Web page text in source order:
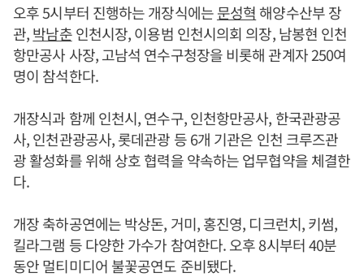
오후 5시부터 진행하는 개장식에는문성혁해양수산부 장
관,박남춘인천시장, 이용범 인천시의회 의장, 남봉현 인천
항만공사 사장, 고남석 연수구청장을 비롯해 관계자 250여
명이 참석한다.
개장식과 함께 인천시, 연수구, 인천항만공사, 한국관광공
사, 인천관광공사, 롯데관광 등 6개 기관은 인천 크루즈관
광 활성화를 위해 상호 협력을 약속하는 업무협약을 체결한
다.
개장 축하공연에는 박상돈, 거미, 홍진영, 디크런치, 키썸,
킬라그램 등 다양한 가수가 참여한다. 오후 8시부터 40분
동안 멀티미디어 불꽃공연도 준비됐다.